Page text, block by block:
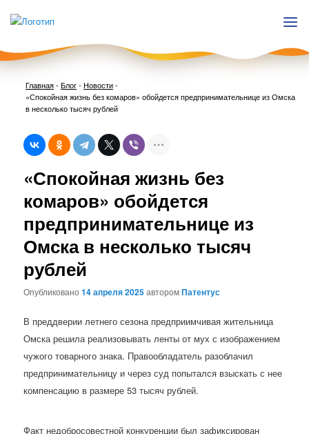
Главная-Блог- Новости-
«Спокойная жизнь без комаров» обойдется предпринимательнице из Омска
в несколько тысяч рублей
«Спокойная жизнь без
комаров» обойдется
предпринимательнице из
Омска в несколько тысяч
рублей
Опубликовано14 апреля 2025авторомПатентус
В преддверии летнего сезона предприимчивая жительница
Омска решила реализовывать ленты от мух с изображением
чужого товарного знака. Правообладатель разоблачил
предпринимательницу и через суд попытался взыскать с нее
компенсацию в размере 53 тысяч рублей.
Факт недобросовестной конкуренции был зафиксирован